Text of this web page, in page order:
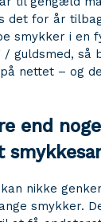
det for år
smykker i en
guldsmed, så
nettet – og
end
nikke
smykker.